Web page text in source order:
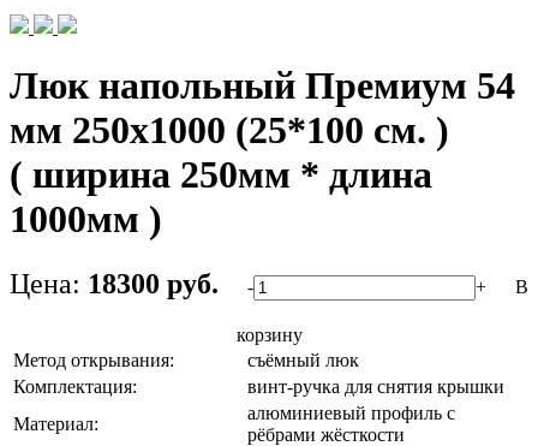
Люк напольный Премиум 54
мм 250х1000 (25*100 см. )
( ширина 250мм * длина
1000мм )
Цена: 18300 руб. - + В
корзину
Метод открывания:
съёмный люк
Комплектация:
винт-ручка для снятия крышки
Материал:
алюминиевый профиль с
рёбрами жёсткости